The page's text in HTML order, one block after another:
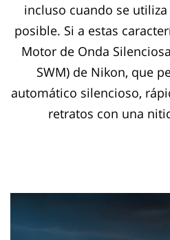
incluso cuando se
posible. Si a estas
Motor de Onda
SWM) de Nikon, que
automático silencioso,
retratos con una